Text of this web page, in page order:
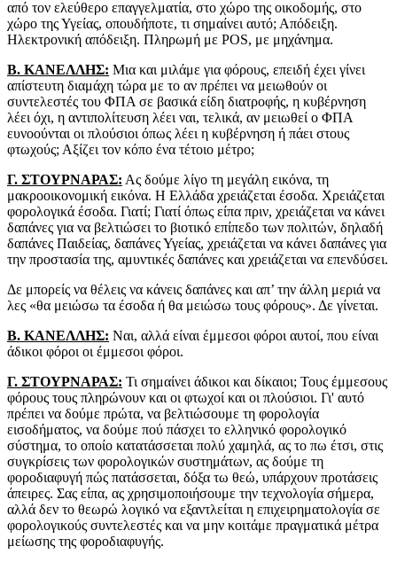
από τον ελεύθερο επαγγελματία, στο χώρο της οικοδομής, στο
χώρο της Υγείας, οπουδήποτε, τι σημαίνει αυτό; Απόδειξη.
Ηλεκτρονική απόδειξη. Πληρωμή με POS, με μηχάνημα.
Β. ΚΑΝΕΛΛΗΣ: Μια και μιλάμε για φόρους, επειδή έχει γίνει
απίστευτη διαμάχη τώρα με το αν πρέπει να μειωθούν οι
συντελεστές του ΦΠΑ σε βασικά είδη διατροφής, η κυβέρνηση
λέει όχι, η αντιπολίτευση λέει ναι, τελικά, αν μειωθεί ο ΦΠΑ
ευνοούνται οι πλούσιοι όπως λέει η κυβέρνηση ή πάει στους
φτωχούς; Αξίζει τον κόπο ένα τέτοιο μέτρο;
Γ. ΣΤΟΥΡΝΑΡΑΣ: Ας δούμε λίγο τη μεγάλη εικόνα, τη
μακροοικονομική εικόνα. Η Ελλάδα χρειάζεται έσοδα. Χρειάζεται
φορολογικά έσοδα. Γιατί; Γιατί όπως είπα πριν, χρειάζεται να κάνει
δαπάνες για να βελτιώσει το βιοτικό επίπεδο των πολιτών, δηλαδή
δαπάνες Παιδείας, δαπάνες Υγείας, χρειάζεται να κάνει δαπάνες για
την προστασία της, αμυντικές δαπάνες και χρειάζεται να επενδύσει.
Δε μπορείς να θέλεις να κάνεις δαπάνες και απ’ την άλλη μεριά να
λες «θα μειώσω τα έσοδα ή θα μειώσω τους φόρους». Δε γίνεται.
Β. ΚΑΝΕΛΛΗΣ: Ναι, αλλά είναι έμμεσοι φόροι αυτοί, που είναι
άδικοι φόροι οι έμμεσοι φόροι.
Γ. ΣΤΟΥΡΝΑΡΑΣ: Τι σημαίνει άδικοι και δίκαιοι; Τους έμμεσους
φόρους τους πληρώνουν και οι φτωχοί και οι πλούσιοι. Γι' αυτό
πρέπει να δούμε πρώτα, να βελτιώσουμε τη φορολογία
εισοδήματος, να δούμε πού πάσχει το ελληνικό φορολογικό
σύστημα, το οποίο κατατάσσεται πολύ χαμηλά, ας το πω έτσι, στις
συγκρίσεις των φορολογικών συστημάτων, ας δούμε τη
φοροδιαφυγή πώς πατάσσεται, δόξα τω θεώ, υπάρχουν προτάσεις
άπειρες. Σας είπα, ας χρησιμοποιήσουμε την τεχνολογία σήμερα,
αλλά δεν το θεωρώ λογικό να εξαντλείται η επιχειρηματολογία σε
φορολογικούς συντελεστές και να μην κοιτάμε πραγματικά μέτρα
μείωσης της φοροδιαφυγής.